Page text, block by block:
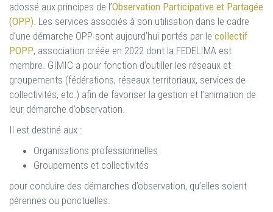
adossé aux principes de l’Observation Participative et Partagée
(OPP). Les services associés à son utilisation dans le cadre
d’une démarche OPP sont aujourd’hui portés par le collectif
POPP, association créée en 2022 dont la FEDELIMA est
membre. GIMIC a pour fonction d’outiller les réseaux et
groupements (fédérations, réseaux territoriaux, services de
collectivités, etc.) afin de favoriser la gestion et l’animation de
leur démarche d’observation.
Il est destiné aux :
Organisations professionnelles
Groupements et collectivités
pour conduire des démarches d’observation, qu’elles soient
pérennes ou ponctuelles.